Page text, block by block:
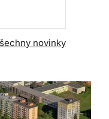
novinky